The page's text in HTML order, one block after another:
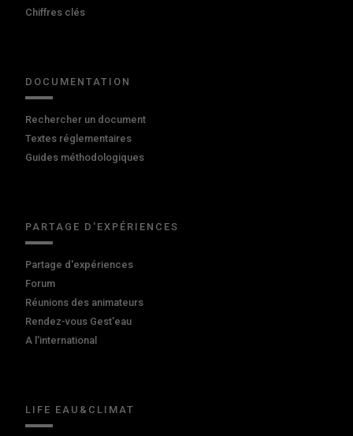
Chiffres clés
DOCUMENTATION
Rechercher un document
Textes réglementaires
Guides méthodologiques
PARTAGE D'EXPÉRIENCES
Partage d'expériences
Forum
Réunions des animateurs
Rendez-vous Gest'eau
A l'international
LIFE EAU&CLIMAT